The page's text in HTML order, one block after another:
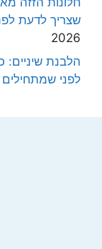
שצריך לדעת
2026
הלבנת
לפני שמתחילים